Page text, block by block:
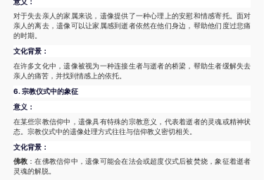
对于失去亲人的家属来说，遗像提供了一种心理上的安慰和情感寄托。面对
亲人的离去，遗像可以让家属感到逝者依然在他们身边，帮助他们度过悲痛
的时期。
文化背景：
在许多文化中，遗像被视为一种连接生者与逝者的桥梁，帮助生者缓解失去
亲人的痛苦，并找到情感上的依托。
6. 宗教仪式中的象征
意义：
在某些宗教信仰中，遗像具有特殊的宗教意义，代表着逝者的灵魂或精神状
态。宗教仪式中的遗像处理方式往往与信仰教义密切相关。
文化背景：
佛教 ：在佛教信仰中，遗像可能会在法会或超度仪式后被焚烧，象征着逝者
灵魂的解脱。